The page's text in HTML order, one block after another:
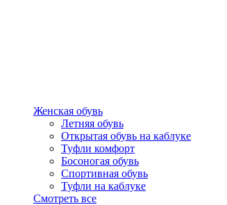
Женская обувь
Летняя обувь
Открытая обувь на каблуке
Туфли комфорт
Босоногая обувь
Спортивная обувь
Туфли на каблуке
Смотреть все